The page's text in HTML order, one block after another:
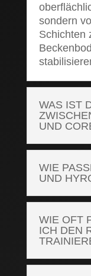
sondern
Schichten
WAS IST
UND
WIE
UND
WIE OFT
ICH DEN